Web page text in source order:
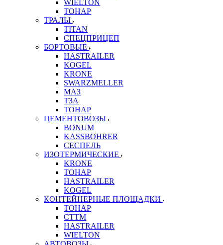
WIELTON
ТОНАР
ТРАЛЫ
TITAN
СПЕЦПРИЦЕП
БОРТОВЫЕ
HASTRAILER
KOGEL
KRONE
SWARZMELLER
МАЗ
ТЗА
ТОНАР
ЦЕМЕНТОВОЗЫ
BONUM
KASSBOHRER
СЕСПЕЛЬ
ИЗОТЕРМИЧЕСКИЕ
KRONE
ТОНАР
HASTRAILER
KOGEL
КОНТЕЙНЕРНЫЕ ПЛОЩАДКИ
ТОНАР
CTTM
HASTRAILER
WIELTON